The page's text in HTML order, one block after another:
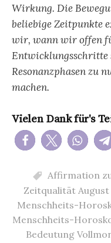
Wirkung. Die
beliebige Zeitpunkte
wir, wann wir offen
Entwicklungsschritte
Resonanzphasen zu
machen.
Vielen Dank für's
Affirmation
Zeitqualität August
Menschheits-
Menschheits-
Bedeutung